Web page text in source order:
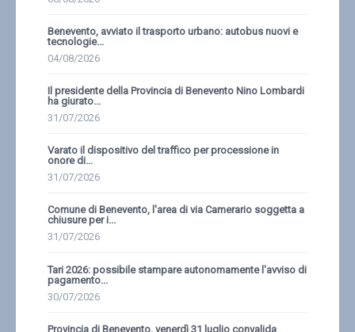
Benevento, avviato il trasporto urbano: autobus nuovi e
tecnologie...
04/08/2026
Il presidente della Provincia di Benevento Nino Lombardi
ha giurato...
31/07/2026
Varato il dispositivo del traffico per processione in
onore di...
31/07/2026
Comune di Benevento, l'area di via Camerario soggetta a
chiusure per i...
31/07/2026
Tari 2026: possibile stampare autonomamente l'avviso di
pagamento...
30/07/2026
Provincia di Benevento, venerdì 31 luglio convalida